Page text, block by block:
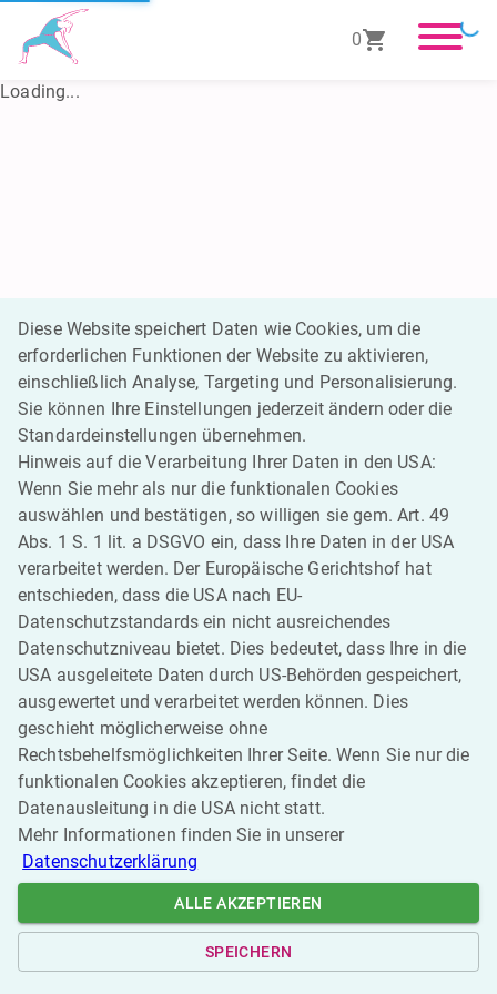
Diese Website speichert Daten wie Cookies, um die
erforderlichen Funktionen der Website zu aktivieren,
einschließlich Analyse, Targeting und Personalisierung.
Sie können Ihre Einstellungen jederzeit ändern oder die
Standardeinstellungen übernehmen.
Hinweis auf die Verarbeitung Ihrer Daten in den USA:
Wenn Sie mehr als nur die funktionalen Cookies
auswählen und bestätigen, so willigen sie gem. Art. 49
Abs. 1 S. 1 lit. a DSGVO ein, dass Ihre Daten in der USA
verarbeitet werden. Der Europäische Gerichtshof hat
entschieden, dass die USA nach EU-
Datenschutzstandards ein nicht ausreichendes
Datenschutzniveau bietet. Dies bedeutet, dass Ihre in die
USA ausgeleitete Daten durch US-Behörden gespeichert,
ausgewertet und verarbeitet werden können. Dies
geschieht möglicherweise ohne
Rechtsbehelfsmöglichkeiten Ihrer Seite. Wenn Sie nur die
funktionalen Cookies akzeptieren, findet die
Datenausleitung in die USA nicht statt.
Mehr Informationen finden Sie in unserer
Datenschutzerklärung
Analysen
externe Inhalte
SPEICHERN
ALLE AKZEPTIEREN
0
Loading...